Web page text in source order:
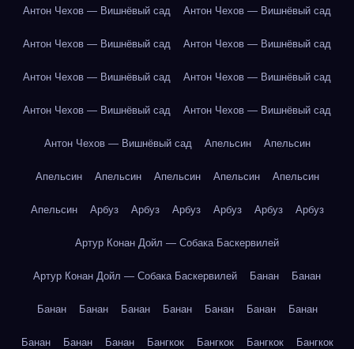
Антон Чехов — Вишнёвый сад Антон Чехов — Вишнёвый сад
Антон Чехов — Вишнёвый сад Антон Чехов — Вишнёвый сад
Антон Чехов — Вишнёвый сад Антон Чехов — Вишнёвый сад
Антон Чехов — Вишнёвый сад Антон Чехов — Вишнёвый сад
Антон Чехов — Вишнёвый сад Апельсин Апельсин
Апельсин Апельсин Апельсин Апельсин Апельсин
Апельсин Арбуз Арбуз Арбуз Арбуз Арбуз Арбуз
Артур Конан Дойл — Собака Баскервилей
Артур Конан Дойл — Собака Баскервилей Банан Банан
Банан Банан Банан Банан Банан Банан Банан
Банан Банан Банан Бангкок Бангкок Бангкок Бангкок